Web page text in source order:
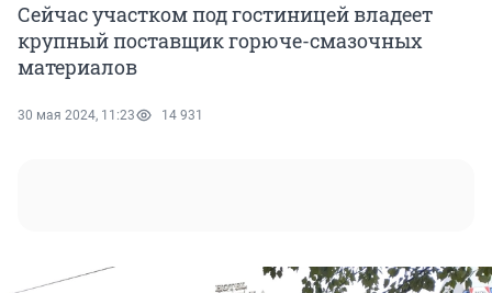
Сейчас участком под гостиницей владеет
крупный поставщик горюче-смазочных
материалов
30 мая 2024, 11:23 14 931